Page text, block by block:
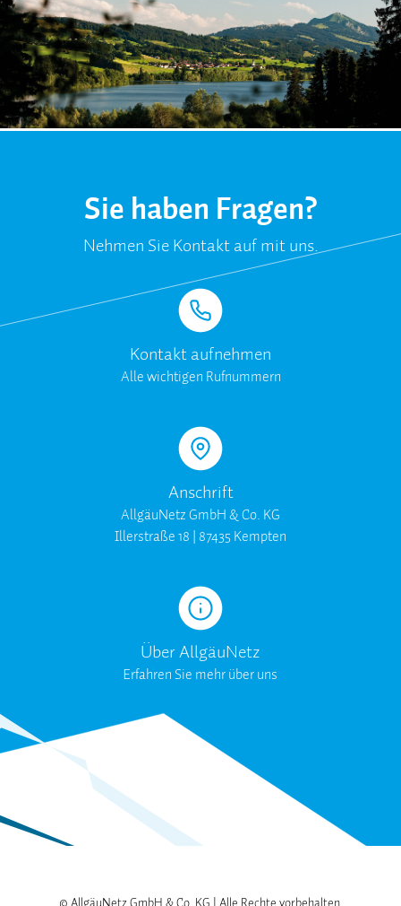
Sie haben Fragen?
Nehmen Sie Kontakt auf mit uns.
Kontakt aufnehmen
Alle wichtigen Rufnummern
Anschrift
AllgäuNetz GmbH & Co. KG
Illerstraße 18 | 87435 Kempten
Über AllgäuNetz
Erfahren Sie mehr über uns